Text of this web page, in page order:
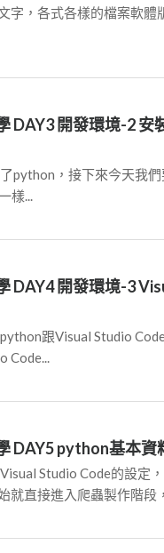
字，各式各樣的檔案軟體
DAY3 開發環境-2 安
python，接下來今天我
...
DAY4 開發環境-3
跟Visual Studio
DAY5 python基本資
Studio Code的設定
直接進入爬蟲製作階段